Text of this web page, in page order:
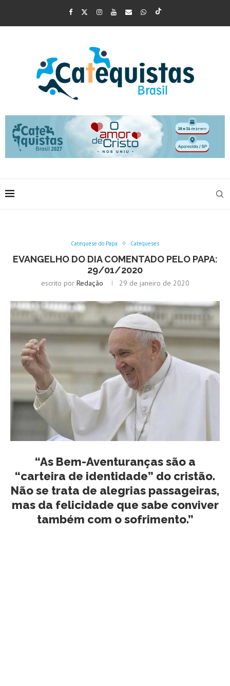
Catequese do Papa Catequeses
EVANGELHO DO DIA COMENTADO PELO PAPA:
29/01/2020
escrito por Redação 29 de janeiro de 2020
“As Bem-Aventuranças são a
“carteira de identidade” do cristão.
Não se trata de alegrias passageiras,
mas da felicidade que sabe conviver
também com o sofrimento.”